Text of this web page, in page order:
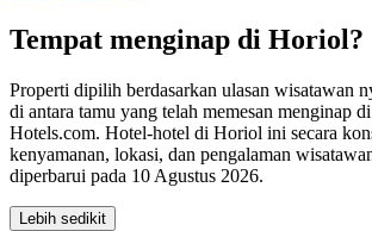
Tempat menginap di Horiol?
Properti dipilih berdasarkan ulasan wisatawan
di antara tamu yang telah memesan menginap
Hotels.com. Hotel-hotel di Horiol ini secara
kenyamanan, lokasi, dan pengalaman
diperbarui pada 10 Agustus 2026.
Lebih sedikit